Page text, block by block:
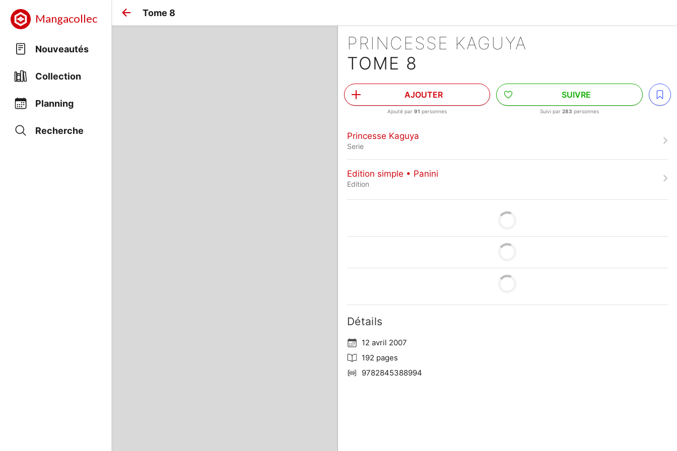
Mangacollec
Nouveautés
Collection
Planning
Recherche
Tome 8
PRINCESSE KAGUYA
TOME 8
AJOUTER
Ajouté par91 personnes
SUIVRE
Suivi par283 personnes
Princesse Kaguya
Serie
Edition simple • Panini
Edition
Détails
12 avril 2007
192 pages
9782845388994